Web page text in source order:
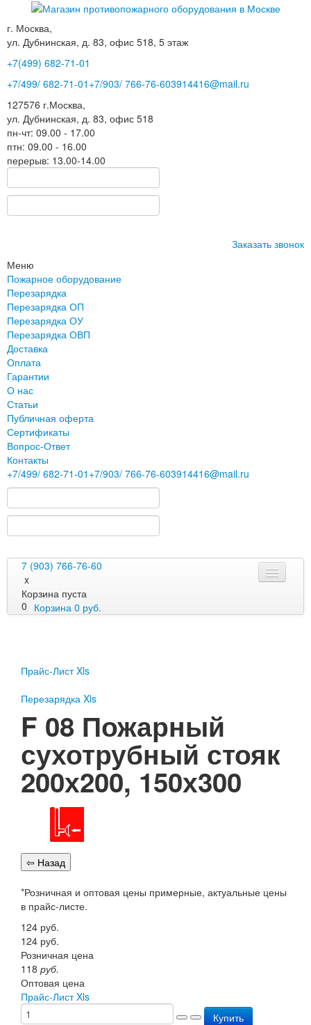
г. Москва,
ул. Дубнинская, д. 83, офис 518, 5 этаж
+7(499) 682-71-01
+7/499/ 682-71-01 +7/903/ 766-76-603914416@mail.ru
127576 г.Москва,
ул. Дубнинская, д. 83, офис 518
пн-чт: 09.00 - 17.00
птн: 09.00 - 16.00
перерыв: 13.00-14.00
Заказать звонок
Меню
Пожарное оборудование
Перезарядка
Перезарядка ОП
Перезарядка ОУ
Перезарядка ОВП
Доставка
Оплата
Гарантии
О нас
Статьи
Публичная оферта
Сертификаты
Вопрос-Ответ
Контакты
+7/499/ 682-71-01 +7/903/ 766-76-603914416@mail.ru
7 (903) 766-76-60
x
Корзина пуста
0 Корзина 0 руб.
Перезарядка ОП
Перезарядка ОВП
Доставка
Оплата
Гарантии
О нас
Статьи
Публичная оферта
Сертификаты
Вопрос-Ответ
Контакты
Перезарядка
Перезарядка ОП
Перезарядка ОУ
Перезарядка ОВП
Доставка
Оплата
Прайс-Лист Xls
Перезарядка Xls
F 08 Пожарный
сухотрубный стояк
200х200, 150х300
*Розничная и оптовая цены примерные, актуальные цены
в прайс-листе.
124 руб.
124 руб.
Розничная цена
118 руб.
Оптовая цена
Прайс-Лист Xls
Купить